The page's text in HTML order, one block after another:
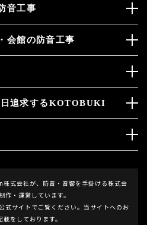
音工事
会館の防音工事
追求するKOTOBUKI
式会社が、防音・音響を手掛ける株式会
・運営しています。
式サイトでご覧ください。当サイトへのお
載をしております。